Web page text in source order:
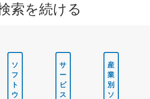
索を続ける
ソ
フ
ト
ウ
サ
ー
ビ
ス
産
業
別
ソ